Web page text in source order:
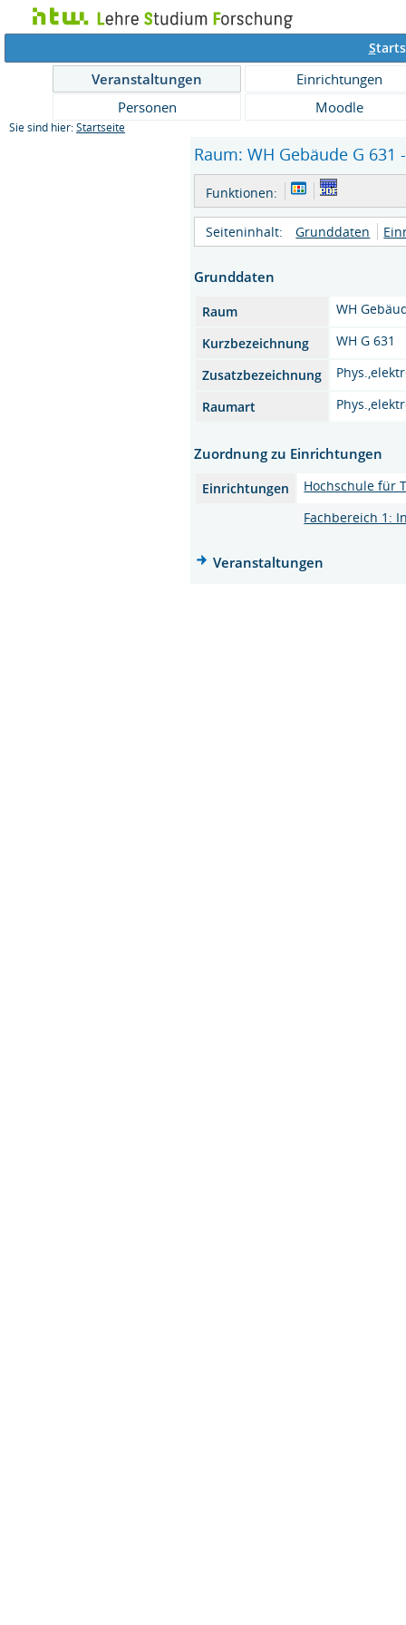
S
Veranstaltungen
Einrichtungen
Personen
Moodle
Sie sind hier: Startseite
Raum: WH Gebäude G 631
Funktionen:
Seiteninhalt: Grunddaten
Grunddaten
Raum
WH
Kurzbezeichnung
WH G 631
Zusatzbezeichnung
Raumart
Zuordnung zu Einrichtungen
Einrichtungen
Hochschule für
Fachbereich 1:
Veranstaltungen